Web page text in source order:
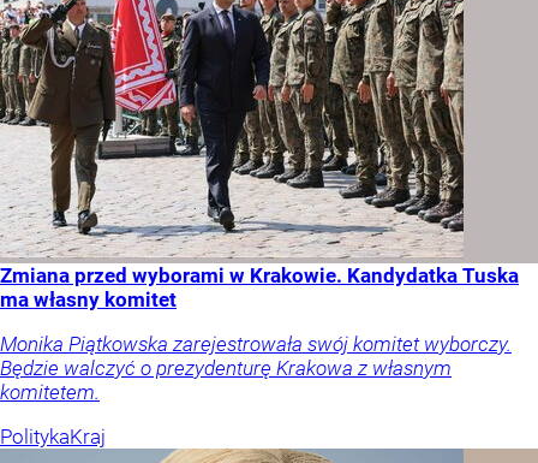
Zmiana przed wyborami w Krakowie. Kandydatka Tuska
ma własny komitet
Monika Piątkowska zarejestrowała swój komitet wyborczy.
Będzie walczyć o prezydenturę Krakowa z własnym
komitetem.
PolitykaKraj